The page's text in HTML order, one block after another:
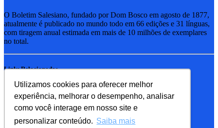
Utilizamos cookies para oferecer melhor
experiência, melhorar o desempenho, analisar
como você interage em nosso site e
personalizar conteúdo. Saiba mais
O Boletim Salesiano, fundado por Dom Bosco em agosto de 1877,
atualmente é publicado no mundo todo em 66 edições e 31 línguas,
com tiragem anual estimada em mais de 10 milhões de exemplares
no total.
Links Relacionados
RSB - Rede Salesiana Brasil
EDEBE - Editora
UPV - União pela Vida
Familia Salesiana